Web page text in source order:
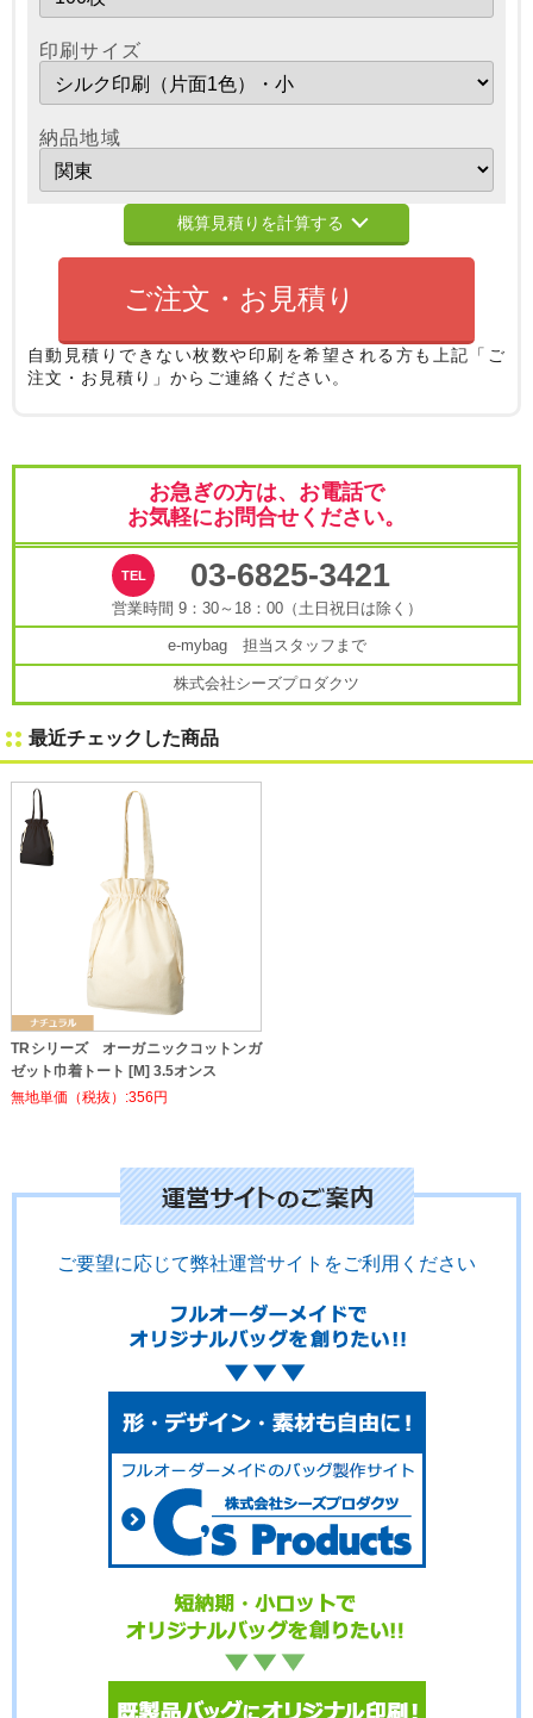
印刷サイズ
納品地域
概算見積りを計算する
ご注文・お見積り
自動見積りできない枚数や印刷を希望される方も 上記「ご
注文・お見積り」からご連絡ください。
お急ぎの方は、お電話で
お気軽にお問合せください。
03-6825-3421
営業時間 9：30～18：00（土日祝日は除く）
e-mybag 担当スタッフまで
株式会社シーズプロダクツ
最近チェックした商品
TRシリーズ オーガニックコットンガ
ゼット巾着トート [M] 3.5オンス
無地単価（税抜）:356円
ご要望に応じて弊社運営サイトをご利用ください